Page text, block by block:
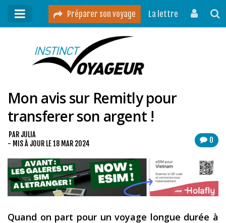
Préparer son voyage La lettre
Mon podcast
Destinations
Mes ressources pour voyager
Guides voyages
Contact
Mon journal de bord sur Instagram
Blog voyage
Mon avis sur Remitly pour
transferer son argent !
0
PAR JULIA
- MIS À JOUR LE18 MAR 2024
Quand on part pour un voyage longue durée à